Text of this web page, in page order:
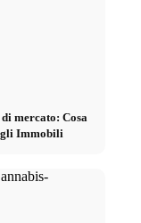
mercato: Cosa
Immobili